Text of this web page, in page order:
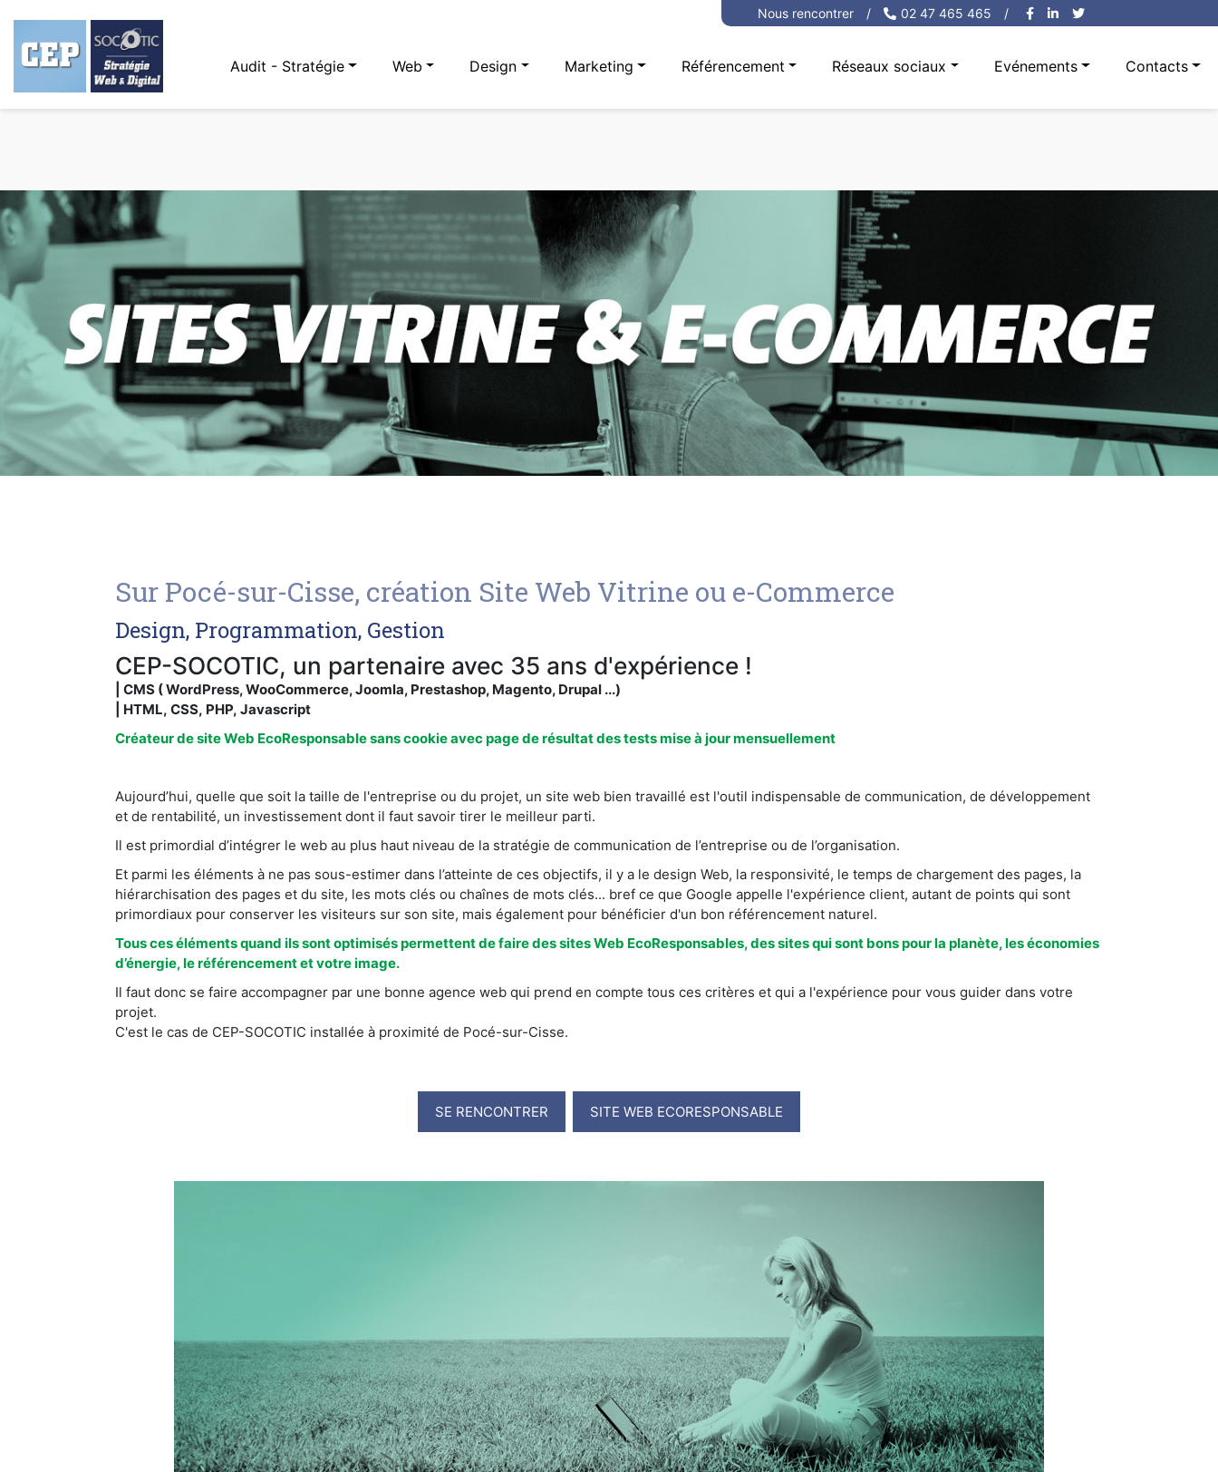
Nous rencontrer / 02 47 465 465 /
Audit - Stratégie Web Design Marketing Référencement Réseaux sociaux Evénements Contacts
Sur Pocé-sur-Cisse, création Site Web Vitrine ou e-Commerce
Design, Programmation, Gestion
CEP-SOCOTIC, un partenaire avec 35 ans d'expérience !
| CMS ( WordPress, WooCommerce, Joomla, Prestashop, Magento, Drupal ...)
| HTML, CSS, PHP, Javascript
Créateur de site Web EcoResponsable sans cookie avec page de résultat des tests mise à jour mensuellement
Aujourd’hui, quelle que soit la taille de l'entreprise ou du projet, un site web bien travaillé est l'outil indispensable de communication, de développement
et de rentabilité, un investissement dont il faut savoir tirer le meilleur parti.
Il est primordial d’intégrer le web au plus haut niveau de la stratégie de communication de l’entreprise ou de l’organisation.
Et parmi les éléments à ne pas sous-estimer dans l’atteinte de ces objectifs, il y a le design Web, la responsivité, le temps de chargement des pages, la
hiérarchisation des pages et du site, les mots clés ou chaînes de mots clés... bref ce que Google appelle l'expérience client, autant de points qui sont
primordiaux pour conserver les visiteurs sur son site, mais également pour bénéficier d'un bon référencement naturel.
Tous ces éléments quand ils sont optimisés permettent de faire des sites Web EcoResponsables, des sites qui sont bons pour la planète, les économies
d’énergie, le référencement et votre image.
Il faut donc se faire accompagner par une bonne agence web qui prend en compte tous ces critères et qui a l'expérience pour vous guider dans votre
projet.
C'est le cas de CEP-SOCOTIC installée à proximité de Pocé-sur-Cisse.
SE RENCONTRER SITE WEB ECORESPONSABLE